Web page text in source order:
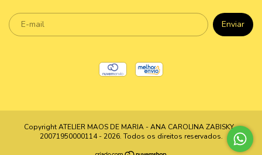
Copyright ATELIER MAOS DE MARIA - ANA CAROLINA ZABISKY -
20071950000114 - 2026. Todos os direitos reservados.